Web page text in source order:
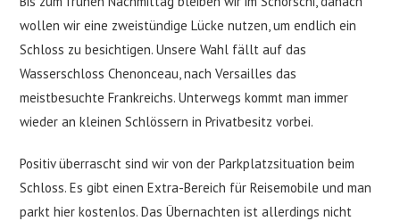
wollen wir eine zweistündige Lücke nutzen, um endlich ein
Schloss zu besichtigen. Unsere Wahl fällt auf das
Wasserschloss Chenonceau, nach Versailles das
meistbesuchte Frankreichs. Unterwegs kommt man immer
wieder an kleinen Schlössern in Privatbesitz vorbei.
Positiv überrascht sind wir von der Parkplatzsituation beim
Schloss. Es gibt einen Extra-Bereich für Reisemobile und man
parkt hier kostenlos. Das Übernachten ist allerdings nicht